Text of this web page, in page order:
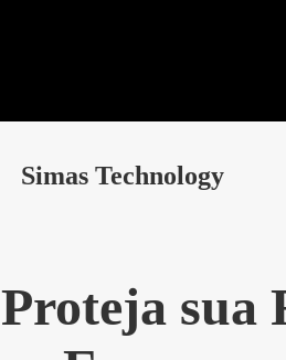
Simas Technology
Proteja sua